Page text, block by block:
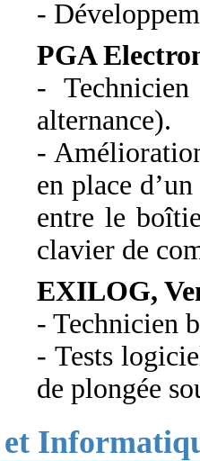
-
PGA
-
alternance).
-
en place
entre le
clavier de
EXILOG,
- Technicien
- Tests
de plongée
et